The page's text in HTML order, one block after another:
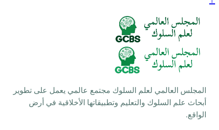
السلوك مجتمع عالمي يعمل على تطوير
وتطبيقاتها الأخلاقية في أرض